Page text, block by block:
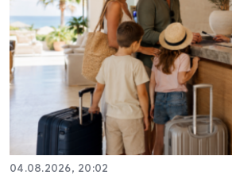
04.08.2026, 20:02